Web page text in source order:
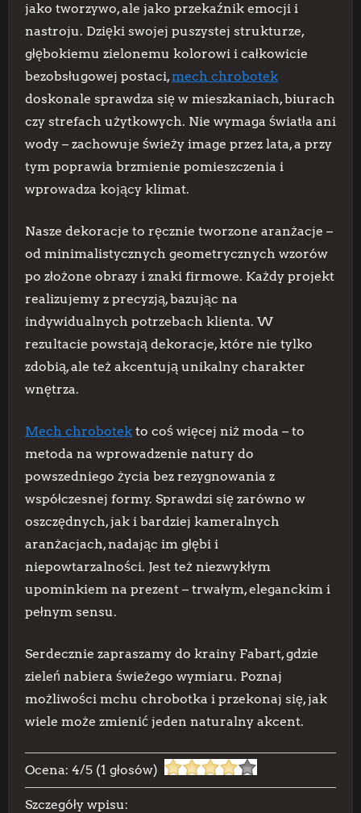
jako tworzywo, ale jako przekaźnik emocji i
nastroju. Dzięki swojej puszystej strukturze,
głębokiemu zielonemu kolorowi i całkowicie
bezobsługowej postaci,mech chrobotek
doskonale sprawdza się w mieszkaniach, biurach
czy strefach użytkowych. Nie wymaga światła ani
wody – zachowuje świeży image przez lata, a przy
tym poprawia brzmienie pomieszczenia i
wprowadza kojący klimat.
Nasze dekoracje to ręcznie tworzone aranżacje –
od minimalistycznych geometrycznych wzorów
po złożone obrazy i znaki firmowe. Każdy projekt
realizujemy z precyzją, bazując na
indywidualnych potrzebach klienta. W
rezultacie powstają dekoracje, które nie tylko
zdobią, ale też akcentują unikalny charakter
wnętrza.
Mech chrobotek to coś więcej niż moda – to
metoda na wprowadzenie natury do
powszedniego życia bez rezygnowania z
współczesnej formy. Sprawdzi się zarówno w
oszczędnych, jak i bardziej kameralnych
aranżacjach, nadając im głębi i
niepowtarzalności. Jest też niezwykłym
upominkiem na prezent – trwałym, eleganckim i
pełnym sensu.
Serdecznie zapraszamy do krainy Fabart, gdzie
zieleń nabiera świeżego wymiaru. Poznaj
możliwości mchu chrobotka i przekonaj się, jak
wiele może zmienić jeden naturalny akcent.
Ocena: 4/5 (1 głosów)
Szczegóły wpisu: